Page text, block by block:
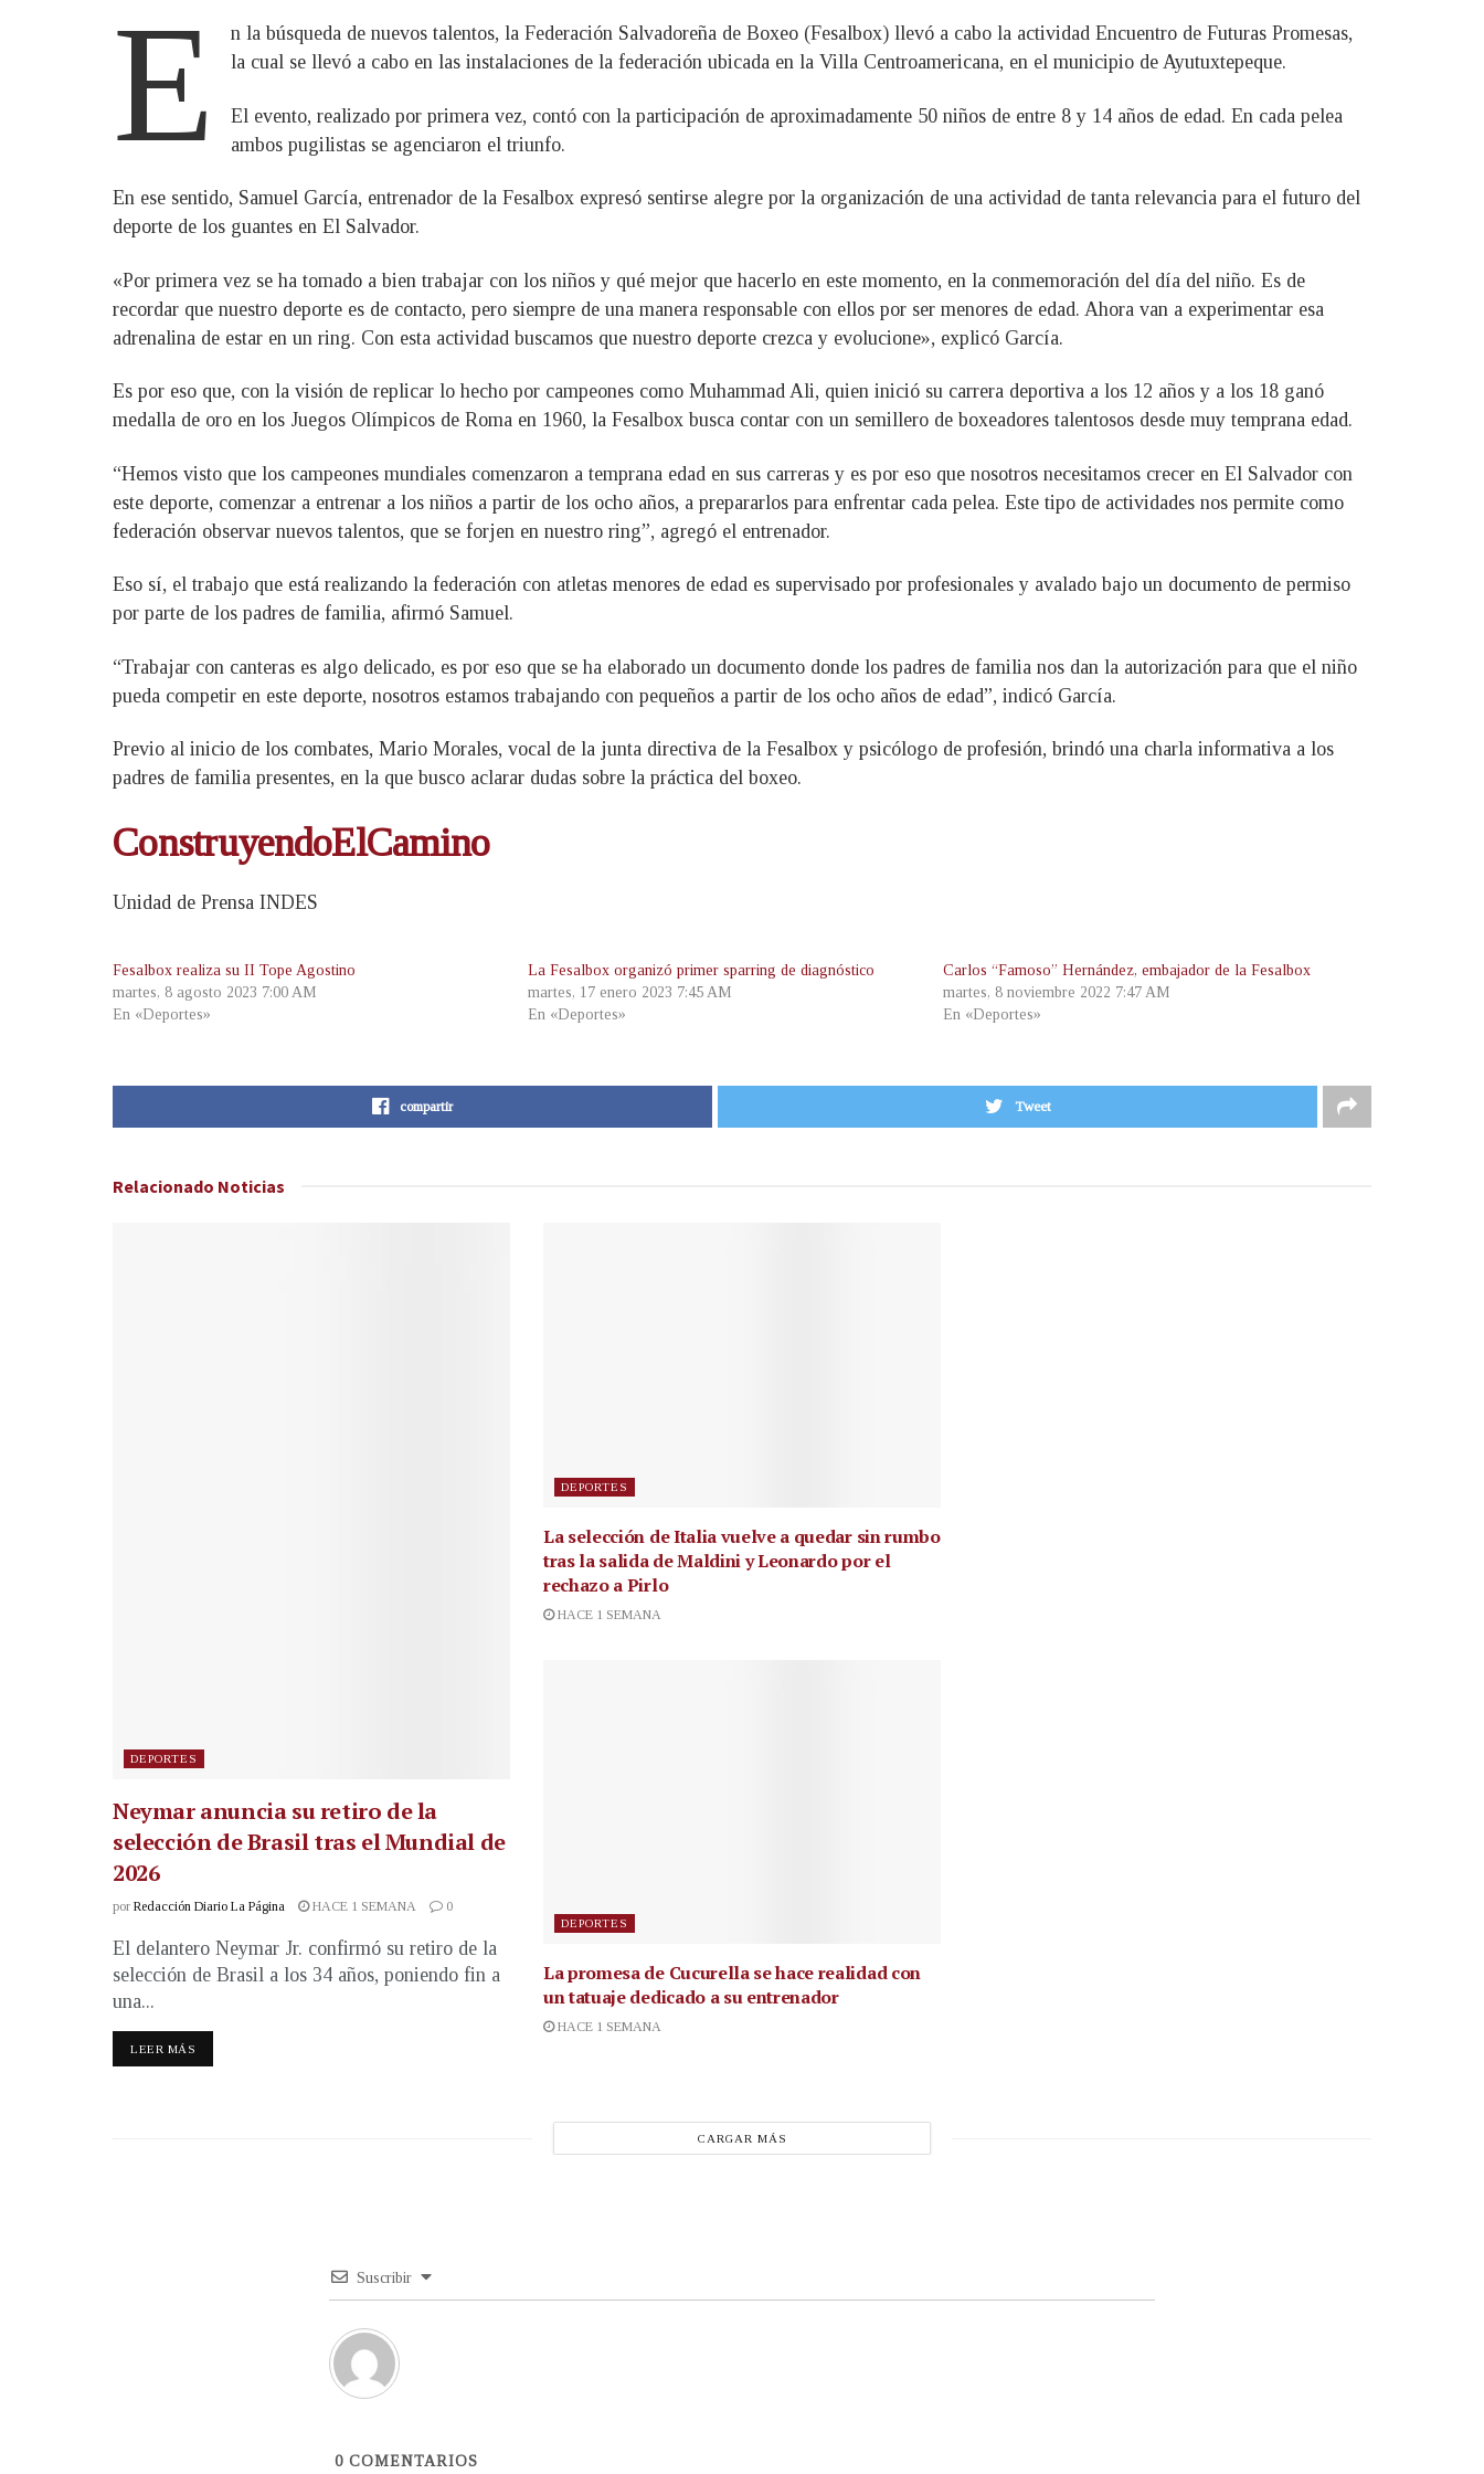
E
n la búsqueda de nuevos talentos, la Federación Salvadoreña de Boxeo (Fesalbox) llevó a cabo la actividad Encuentro de Futuras Promesas,
la cual se llevó a cabo en las instalaciones de la federación ubicada en la Villa Centroamericana, en el municipio de Ayutuxtepeque.
El evento, realizado por primera vez, contó con la participación de aproximadamente 50 niños de entre 8 y 14 años de edad. En cada pelea
ambos pugilistas se agenciaron el triunfo.
En ese sentido, Samuel García, entrenador de la Fesalbox expresó sentirse alegre por la organización de una actividad de tanta relevancia para el futuro del
deporte de los guantes en El Salvador.
«Por primera vez se ha tomado a bien trabajar con los niños y qué mejor que hacerlo en este momento, en la conmemoración del día del niño. Es de
recordar que nuestro deporte es de contacto, pero siempre de una manera responsable con ellos por ser menores de edad. Ahora van a experimentar esa
adrenalina de estar en un ring. Con esta actividad buscamos que nuestro deporte crezca y evolucione», explicó García.
Es por eso que, con la visión de replicar lo hecho por campeones como Muhammad Ali, quien inició su carrera deportiva a los 12 años y a los 18 ganó
medalla de oro en los Juegos Olímpicos de Roma en 1960, la Fesalbox busca contar con un semillero de boxeadores talentosos desde muy temprana edad.
“Hemos visto que los campeones mundiales comenzaron a temprana edad en sus carreras y es por eso que nosotros necesitamos crecer en El Salvador con
este deporte, comenzar a entrenar a los niños a partir de los ocho años, a prepararlos para enfrentar cada pelea. Este tipo de actividades nos permite como
federación observar nuevos talentos, que se forjen en nuestro ring”, agregó el entrenador.
Eso sí, el trabajo que está realizando la federación con atletas menores de edad es supervisado por profesionales y avalado bajo un documento de permiso
por parte de los padres de familia, afirmó Samuel.
“Trabajar con canteras es algo delicado, es por eso que se ha elaborado un documento donde los padres de familia nos dan la autorización para que el niño
pueda competir en este deporte, nosotros estamos trabajando con pequeños a partir de los ocho años de edad”, indicó García.
Previo al inicio de los combates, Mario Morales, vocal de la junta directiva de la Fesalbox y psicólogo de profesión, brindó una charla informativa a los
padres de familia presentes, en la que busco aclarar dudas sobre la práctica del boxeo.
ConstruyendoElCamino
Unidad de Prensa INDES
Fesalbox realiza su II Tope Agostino
martes, 8 agosto 2023 7:00 AM
En «Deportes»
La Fesalbox organizó primer sparring de diagnóstico
martes, 17 enero 2023 7:45 AM
En «Deportes»
Carlos “Famoso” Hernández, embajador de la Fesalbox
martes, 8 noviembre 2022 7:47 AM
En «Deportes»
compartir Tweet
Relacionado Noticias
DEPORTES
Neymar anuncia su retiro de la
selección de Brasil tras el Mundial de
2026
por Redacción Diario La Página HACE 1 SEMANA 0
El delantero Neymar Jr. confirmó su retiro de la
selección de Brasil a los 34 años, poniendo fin a
una...
LEER MÁS
DEPORTES
La selección de Italia vuelve a quedar sin rumbo
tras la salida de Maldini y Leonardo por el
rechazo a Pirlo
HACE 1 SEMANA
DEPORTES
La promesa de Cucurella se hace realidad con
un tatuaje dedicado a su entrenador
HACE 1 SEMANA
CARGAR MÁS
Suscribir
0 COMENTARIOS